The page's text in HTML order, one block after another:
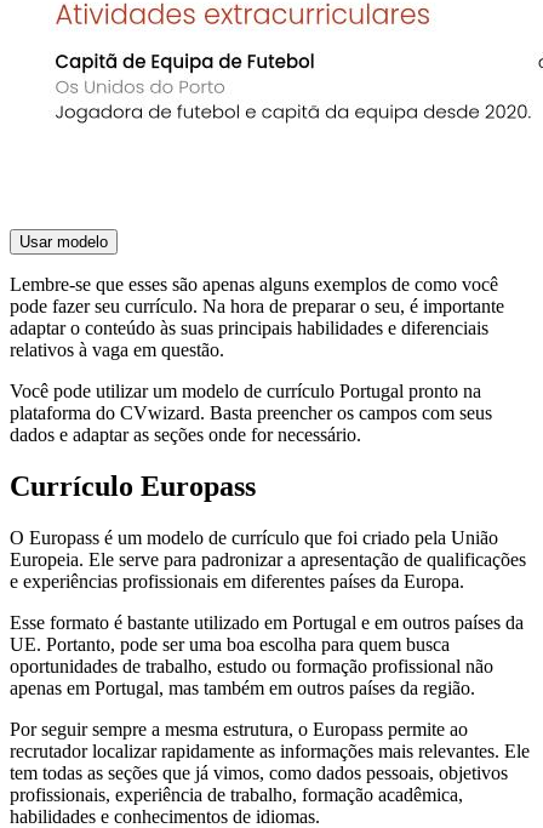
Usar modelo
Lembre-se que esses são apenas alguns exemplos de como você
pode fazer seu currículo. Na hora de preparar o seu, é importante
adaptar o conteúdo às suas principais habilidades e diferenciais
relativos à vaga em questão.
Você pode utilizar um modelo de currículo Portugal pronto na
plataforma do CVwizard. Basta preencher os campos com seus
dados e adaptar as seções onde for necessário.
Currículo Europass
O Europass é um modelo de currículo que foi criado pela União
Europeia. Ele serve para padronizar a apresentação de qualificações
e experiências profissionais em diferentes países da Europa.
Esse formato é bastante utilizado em Portugal e em outros países da
UE. Portanto, pode ser uma boa escolha para quem busca
oportunidades de trabalho, estudo ou formação profissional não
apenas em Portugal, mas também em outros países da região.
Por seguir sempre a mesma estrutura, o Europass permite ao
recrutador localizar rapidamente as informações mais relevantes. Ele
tem todas as seções que já vimos, como dados pessoais, objetivos
profissionais, experiência de trabalho, formação acadêmica,
habilidades e conhecimentos de idiomas.